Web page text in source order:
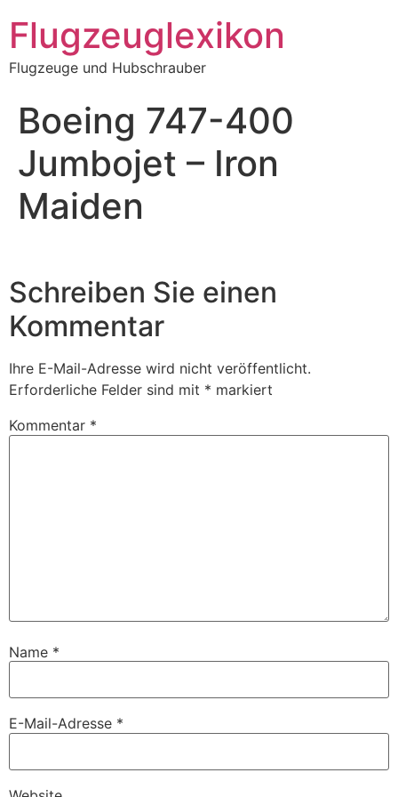
Inhalt
springen
Flugzeuglexikon
Flugzeuge und Hubschrauber
Boeing 747-400
Jumbojet – Iron
Maiden
Schreiben Sie einen
Kommentar
Ihre E-Mail-Adresse wird nicht veröffentlicht.
Erforderliche Felder sind mit * markiert
Kommentar *
Name *
E-Mail-Adresse *